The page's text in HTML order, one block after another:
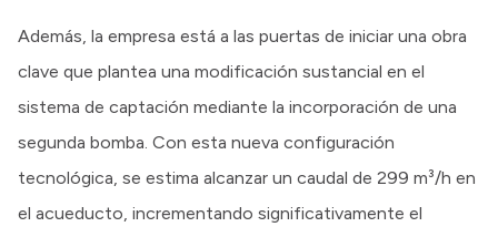
Además, la empresa está a las puertas de iniciar una obra
clave que plantea una modificación sustancial en el
sistema de captación mediante la incorporación de una
segunda bomba. Con esta nueva configuración
tecnológica, se estima alcanzar un caudal de 299 m³/h en
el acueducto, incrementando significativamente el